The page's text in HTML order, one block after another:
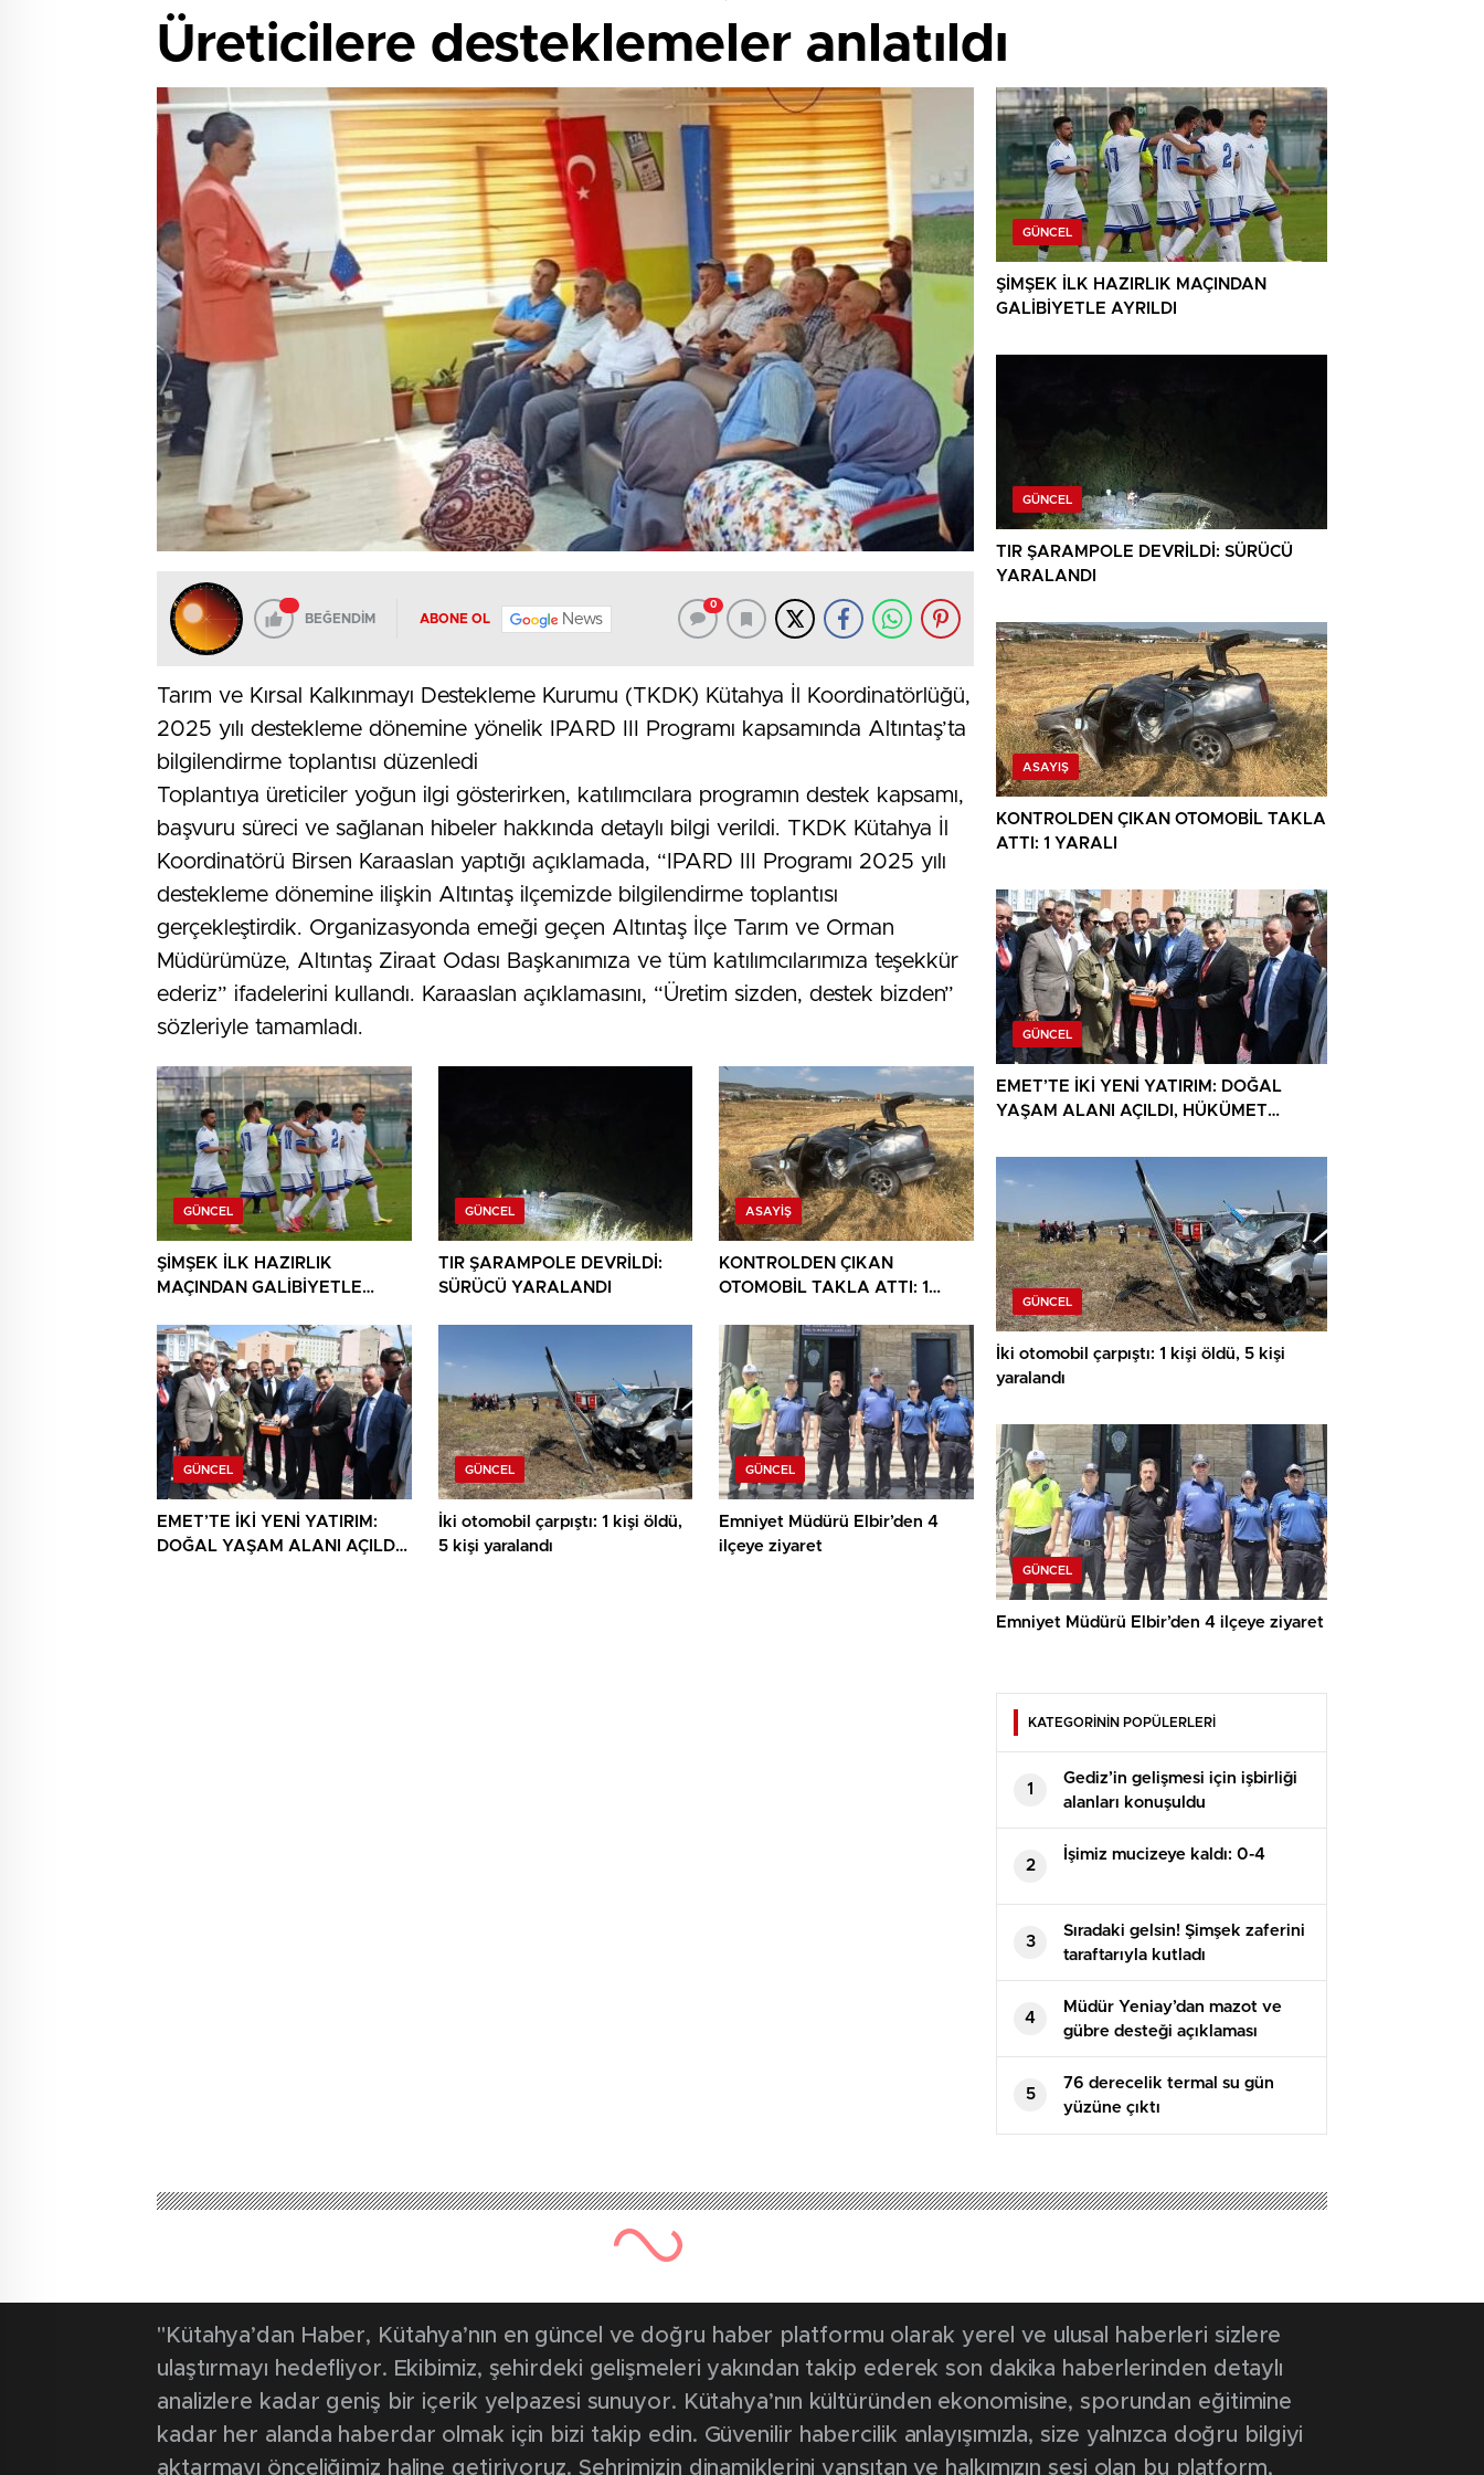
Üreticilere desteklemeler anlatıldı
BEĞENDİM ABONE OL News
0
Tarım ve Kırsal Kalkınmayı Destekleme Kurumu (TKDK) Kütahya İl Koordinatörlüğü,
2025 yılı destekleme dönemine yönelik IPARD III Programı kapsamında Altıntaş’ta
bilgilendirme toplantısı düzenledi
Toplantıya üreticiler yoğun ilgi gösterirken, katılımcılara programın destek kapsamı,
başvuru süreci ve sağlanan hibeler hakkında detaylı bilgi verildi. TKDK Kütahya İl
Koordinatörü Birsen Karaaslan yaptığı açıklamada, “IPARD III Programı 2025 yılı
destekleme dönemine ilişkin Altıntaş ilçemizde bilgilendirme toplantısı
gerçekleştirdik. Organizasyonda emeği geçen Altıntaş İlçe Tarım ve Orman
Müdürümüze, Altıntaş Ziraat Odası Başkanımıza ve tüm katılımcılarımıza teşekkür
ederiz” ifadelerini kullandı. Karaaslan açıklamasını, “Üretim sizden, destek bizden”
sözleriyle tamamladı.
GÜNCEL
ŞİMŞEK İLK HAZIRLIK
MAÇINDAN GALİBİYETLE
GÜNCEL
TIR ŞARAMPOLE DEVRİLDİ:
SÜRÜCÜ YARALANDI
ASAYIŞ
KONTROLDEN ÇIKAN
OTOMOBİL TAKLA ATTI: 1
GÜNCEL
EMET’TE İKİ YENİ YATIRIM:
DOĞAL YAŞAM ALANI AÇILDI,
GÜNCEL
İki otomobil çarpıştı: 1 kişi öldü,
5 kişi yaralandı
GÜNCEL
Emniyet Müdürü Elbir’den 4
ilçeye ziyaret
GÜNCEL
ŞİMŞEK İLK HAZIRLIK MAÇINDAN
GALİBİYETLE AYRILDI
GÜNCEL
TIR ŞARAMPOLE DEVRİLDİ: SÜRÜCÜ
YARALANDI
ASAYIŞ
KONTROLDEN ÇIKAN OTOMOBİL TAKLA
ATTI: 1 YARALI
GÜNCEL
EMET’TE İKİ YENİ YATIRIM: DOĞAL
YAŞAM ALANI AÇILDI, HÜKÜMET
GÜNCEL
İki otomobil çarpıştı: 1 kişi öldü, 5 kişi
yaralandı
GÜNCEL
Emniyet Müdürü Elbir’den 4 ilçeye ziyaret
KATEGORİNİN POPÜLERLERİ
1
Gediz’in gelişmesi için işbirliği
alanları konuşuldu
2
İşimiz mucizeye kaldı: 0-4
3
Sıradaki gelsin! Şimşek zaferini
taraftarıyla kutladı
4
Müdür Yeniay’dan mazot ve
gübre desteği açıklaması
5
76 derecelik termal su gün
yüzüne çıktı
"Kütahya’dan Haber, Kütahya’nın en güncel ve doğru haber platformu olarak yerel ve ulusal haberleri sizlere
ulaştırmayı hedefliyor. Ekibimiz, şehirdeki gelişmeleri yakından takip ederek son dakika haberlerinden detaylı
analizlere kadar geniş bir içerik yelpazesi sunuyor. Kütahya’nın kültüründen ekonomisine, sporundan eğitimine
kadar her alanda haberdar olmak için bizi takip edin. Güvenilir habercilik anlayışımızla, size yalnızca doğru bilgiyi
aktarmayı önceliğimiz haline getiriyoruz. Şehrimizin dinamiklerini yansıtan ve halkımızın sesi olan bu platform,